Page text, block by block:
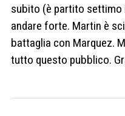
subito (è partito settimo
andare forte. Martin è
battaglia con Marquez.
tutto questo pubblico.